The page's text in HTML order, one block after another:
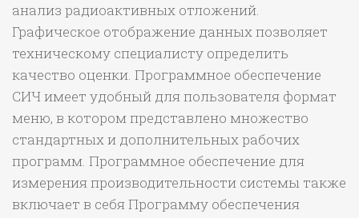
анализ радиоактивных отложений.
Графическое отображение данных позволяет
техническому специалисту определить
качество оценки. Программное обеспечение
СИЧ имеет удобный для пользователя формат
меню, в котором представлено множество
стандартных и дополнительных рабочих
программ. Программное обеспечение для
измерения производительности системы также
включает в себя Программу обеспечения